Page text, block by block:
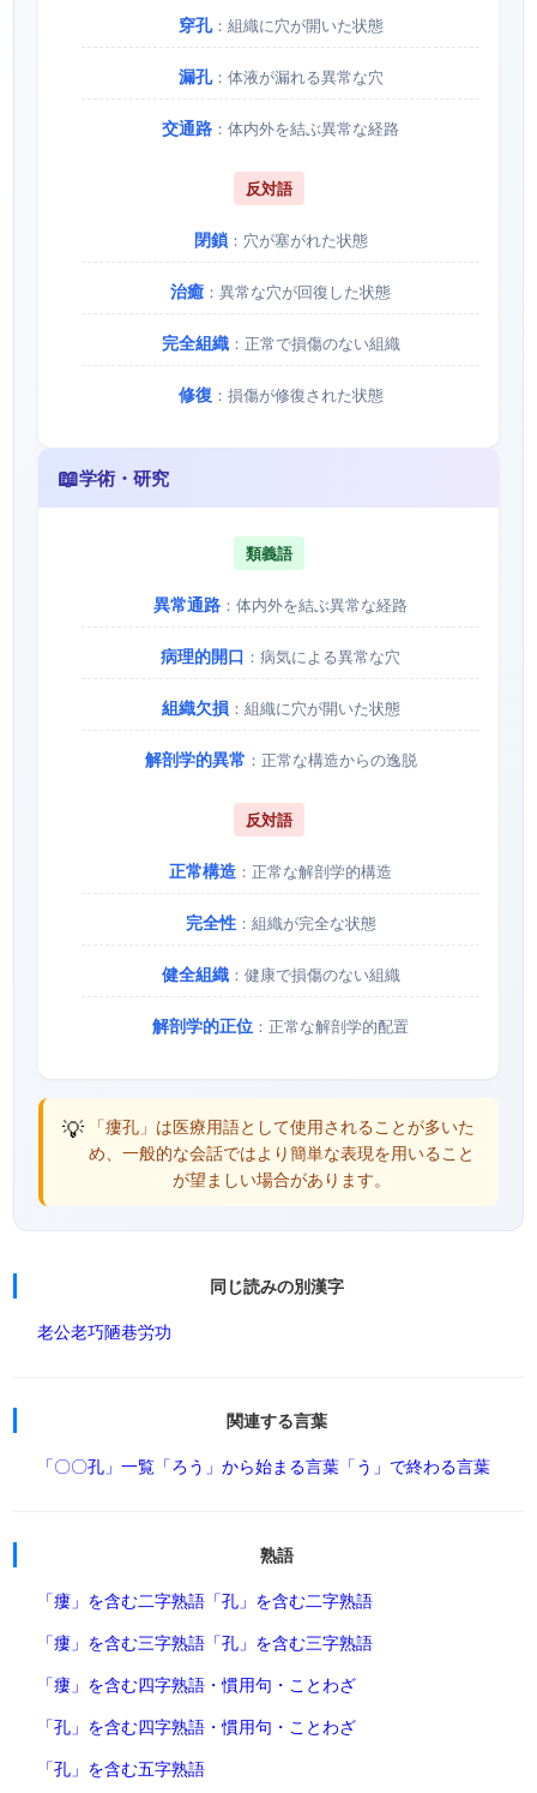
穿孔：組織に穴が開いた状態
漏孔：体液が漏れる異常な穴
交通路 ：体内外を結ぶ異常な経路
反対語
閉鎖：穴が塞がれた状態
治癒 ：異常な穴が回復した状態
完全組織：正常で損傷のない組織
修復 ：損傷が修復された状態
📖学術・研究
類義語
異常通路 ：体内外を結ぶ異常な経路
病理的開口 ：病気による異常な穴
組織欠損：組織に穴が開いた状態
解剖学的異常 ：正常な構造からの逸脱
反対語
正常構造 ：正常な解剖学的構造
完全性：組織が完全な状態
健全組織：健康で損傷のない組織
解剖学的正位 ：正常な解剖学的配置
💡 「瘻孔」は医療用語として使用されることが多いた
め、一般的な会話ではより簡単な表現を用いること
が望ましい場合があります。
同じ読みの別漢字
老公老巧陋巷労功
関連する言葉
「〇〇孔」一覧 「ろう」から始まる言葉 「う」で終わる言葉
熟語
「瘻」を含む二字熟語 「孔」を含む二字熟語
「瘻」を含む三字熟語 「孔」を含む三字熟語
「瘻」を含む四字熟語・慣用句・ことわざ
「孔」を含む四字熟語・慣用句・ことわざ
「孔」を含む五字熟語